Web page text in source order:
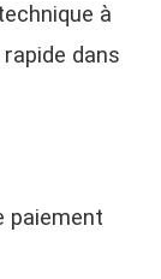
à
dans
paiement